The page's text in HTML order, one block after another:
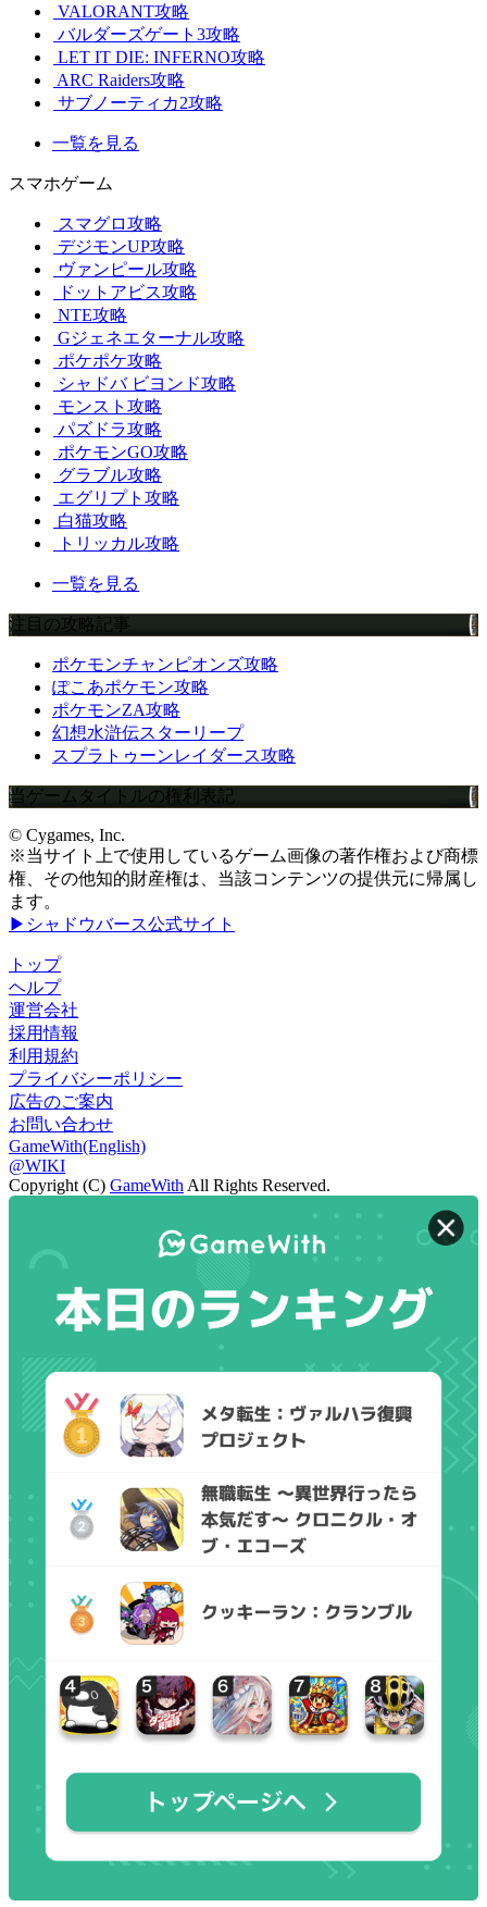
VALORANT攻略
バルダーズゲート3攻略
LET IT DIE: INFERNO攻略
ARC Raiders攻略
サブノーティカ2攻略
一覧を見る
スマホゲーム
スマグロ攻略
デジモンUP攻略
ヴァンピール攻略
ドットアビス攻略
NTE攻略
Gジェネエターナル攻略
ポケポケ攻略
シャドバ ビヨンド攻略
モンスト攻略
パズドラ攻略
ポケモンGO攻略
グラブル攻略
エグリプト攻略
白猫攻略
トリッカル攻略
一覧を見る
注目の攻略記事
ポケモンチャンピオンズ攻略
ぽこあポケモン攻略
ポケモンZA攻略
幻想水滸伝スターリープ
スプラトゥーンレイダース攻略
当ゲームタイトルの権利表記
© Cygames, Inc.
※当サイト上で使用しているゲーム画像の著作権および商標
権、その他知的財産権は、当該コンテンツの提供元に帰属し
ます。
▶シャドウバース公式サイト
トップ
ヘルプ
運営会社
採用情報
利用規約
プライバシーポリシー
広告のご案内
お問い合わせ
GameWith(English)
@WIKI
Copyright (C) GameWith All Rights Reserved.